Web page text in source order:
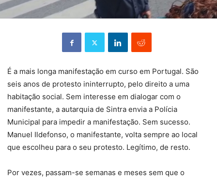
É a mais longa manifestação em curso em Portugal. São
seis anos de protesto ininterrupto, pelo direito a uma
habitação social. Sem interesse em dialogar com o
manifestante, a autarquia de Sintra envia a Polícia
Municipal para impedir a manifestação. Sem sucesso.
Manuel Ildefonso, o manifestante, volta sempre ao local
que escolheu para o seu protesto. Legítimo, de resto.
Por vezes, passam-se semanas e meses sem que o